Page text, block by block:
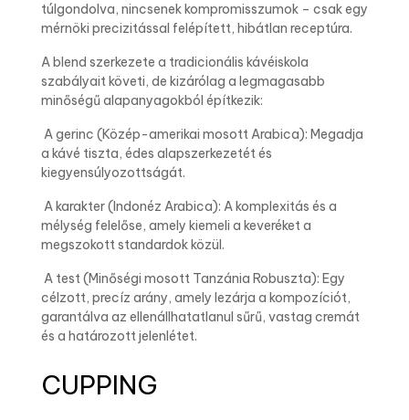
túlgondolva, nincsenek kompromisszumok – csak egy
mérnöki precizitással felépített, hibátlan receptúra.
A blend szerkezete a tradicionális kávéiskola
szabályait követi, de kizárólag a legmagasabb
minőségű alapanyagokból építkezik:
A gerinc (Közép-amerikai mosott Arabica): Megadja
a kávé tiszta, édes alapszerkezetét és
kiegyensúlyozottságát.
A karakter (Indonéz Arabica): A komplexitás és a
mélység felelőse, amely kiemeli a keveréket a
megszokott standardok közül.
A test (Minőségi mosott Tanzánia Robuszta): Egy
célzott, precíz arány, amely lezárja a kompozíciót,
garantálva az ellenállhatatlanul sűrű, vastag cremát
és a határozott jelenlétet.
CUPPING